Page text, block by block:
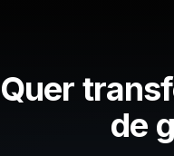
Quer
de